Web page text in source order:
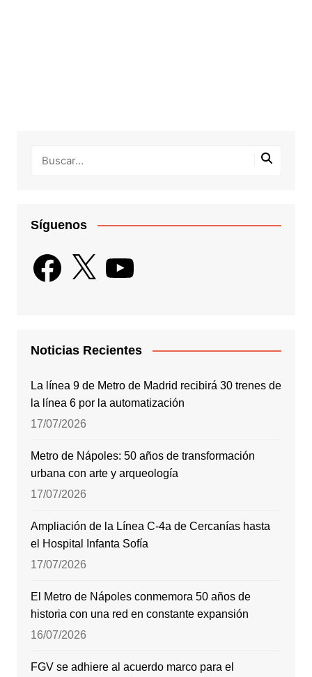
Síguenos
Facebook
X YouTube
Noticias Recientes
La línea 9 de Metro de Madrid recibirá 30 trenes de
la línea 6 por la automatización
17/07/2026
Metro de Nápoles: 50 años de transformación
urbana con arte y arqueología
17/07/2026
Ampliación de la Línea C-4a de Cercanías hasta
el Hospital Infanta Sofía
17/07/2026
El Metro de Nápoles conmemora 50 años de
historia con una red en constante expansión
16/07/2026
FGV se adhiere al acuerdo marco para el